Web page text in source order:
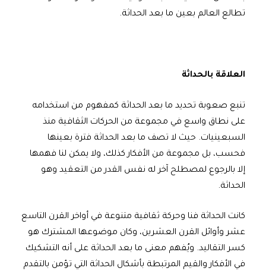
تطالع العالم بعين ما بعد الحداثة.
العلاقة بالحداثة
تنبع صعوبة تحديد ما بعد الحداثة كمفهوم من استخدامه
على نطاق واسع في مجموعة من الحركات الثقافية منذ
السبعينيات. حيث لا تصف ما بعد الحداثة فترة بعينها
فحسب، بل مجموعة من الأفكار كذلك، ولا يمكن لنا فهمها
إلا بالرجوع لمصطلح آخر له نفس القدر من التعقيد وهو
الحداثة.
كانت الحداثة فنا وحركة ثقافية متنوعة في أواخر القرن التاسع
عشر وأوائل القرن العشرين، وكان موضوعها المشترك هو
كسر التقاليد. ويُفهم معنى ما بعد الحداثة على أنه التشكيك
في الأفكار والقيم المرتبطة بأشكال الحداثة التي تؤمن بالتقدم